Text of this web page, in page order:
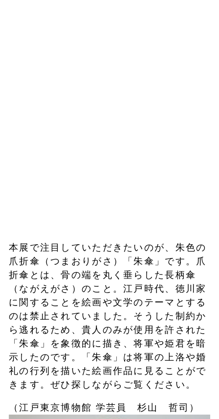
本展で注目していただきたいのが、朱色の
爪折傘（つまおりがさ）「朱傘」です。爪
折傘とは、骨の端を丸く垂らした長柄傘
（ながえがさ）のこと。江戸時代、徳川家
に関することを絵画や文学のテーマとする
のは禁止されていました。そうした制約か
ら逃れるため、貴人のみが使用を許された
「朱傘」を象徴的に描き、将軍や姫君を暗
示したのです。「朱傘」は将軍の上洛や婚
礼の行列を描いた絵画作品に見ることがで
きます。ぜひ探しながらご覧ください。
（江戸東京博物館 学芸員 杉山 哲司）